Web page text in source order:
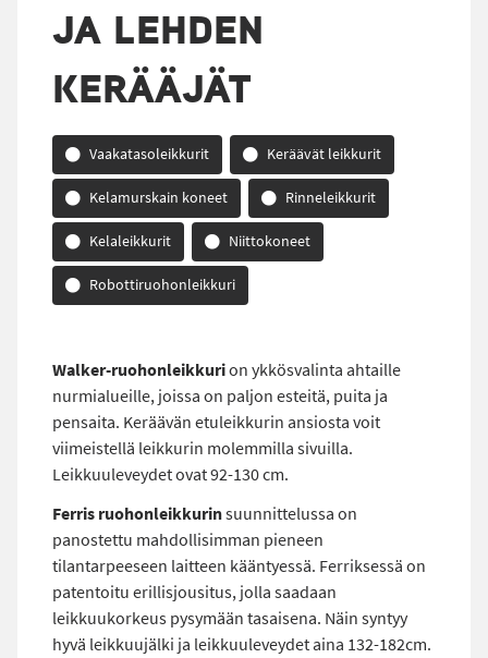
JA LEHDEN
KERÄÄJÄT
Vaakatasoleikkurit Keräävät leikkurit
Kelamurskain koneet Rinneleikkurit
Kelaleikkurit Niittokoneet
Robottiruohonleikkuri
Walker-ruohonleikkurion ykkösvalinta ahtaille
nurmialueille, joissa on paljon esteitä, puita ja
pensaita. Keräävän etuleikkurin ansiosta voit
viimeistellä leikkurin molemmilla sivuilla.
Leikkuuleveydet ovat 92-130 cm.
Ferris ruohonleikkurinsuunnittelussa on
panostettu mahdollisimman pieneen
tilantarpeeseen laitteen kääntyessä. Ferriksessä on
patentoitu erillisjousitus, jolla saadaan
leikkuukorkeus pysymään tasaisena. Näin syntyy
hyvä leikkuujälki ja leikkuuleveydet aina 132-182cm.